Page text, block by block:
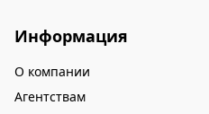
Информация
О компании
Агентствам